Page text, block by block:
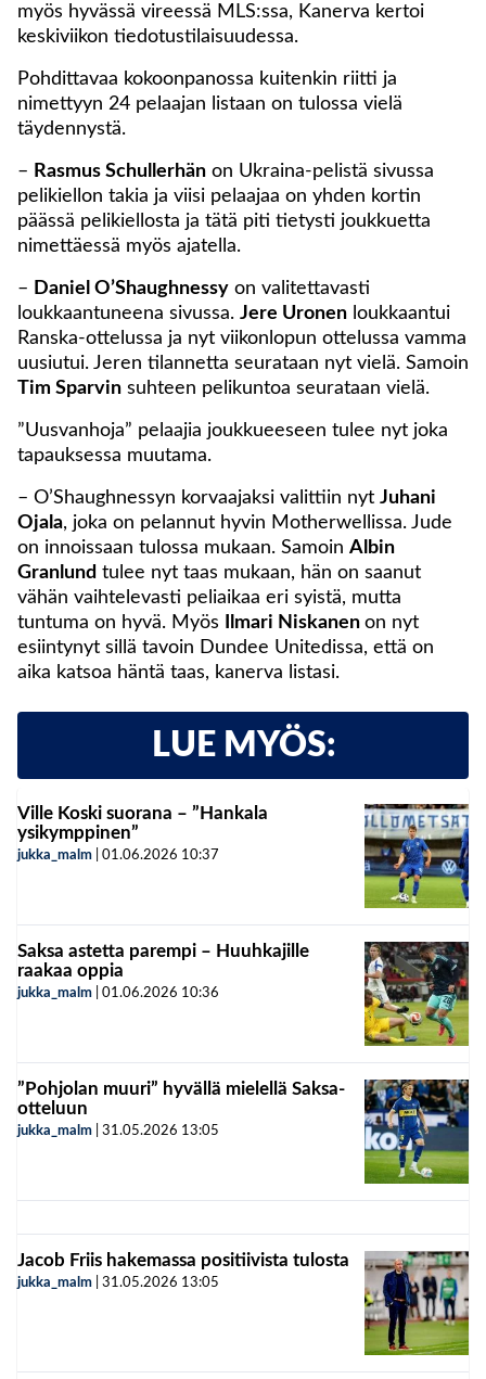
myös hyvässä vireessä MLS:ssa, Kanerva kertoi
keskiviikon tiedotustilaisuudessa.
Pohdittavaa kokoonpanossa kuitenkin riitti ja
nimettyyn 24 pelaajan listaan on tulossa vielä
täydennystä.
– Rasmus Schullerhän on Ukraina-pelistä sivussa
pelikiellon takia ja viisi pelaajaa on yhden kortin
päässä pelikiellosta ja tätä piti tietysti joukkuetta
nimettäessä myös ajatella.
– Daniel O’Shaughnessy on valitettavasti
loukkaantuneena sivussa. Jere Uronen loukkaantui
Ranska-ottelussa ja nyt viikonlopun ottelussa vamma
uusiutui. Jeren tilannetta seurataan nyt vielä. Samoin
Tim Sparvin suhteen pelikuntoa seurataan vielä.
”Uusvanhoja” pelaajia joukkueeseen tulee nyt joka
tapauksessa muutama.
– O’Shaughnessyn korvaajaksi valittiin nyt Juhani
Ojala, joka on pelannut hyvin Motherwellissa. Jude
on innoissaan tulossa mukaan. Samoin Albin
Granlund tulee nyt taas mukaan, hän on saanut
vähän vaihtelevasti peliaikaa eri syistä, mutta
tuntuma on hyvä. Myös
Ilmari Niskanen on nyt
esiintynyt sillä tavoin Dundee Unitedissa, että on
aika katsoa häntä taas, kanerva listasi.
LUE MYÖS:
Ville Koski suorana – ”Hankala
ysikymppinen”
jukka_malm 01.06.2026 10:37
Saksa astetta parempi – Huuhkajille
raakaa oppia
jukka_malm 01.06.2026 10:36
”Pohjolan muuri” hyvällä mielellä Saksa-
otteluun
jukka_malm 31.05.2026 13:05
Jacob Friis hakemassa positiivista tulosta
jukka_malm 31.05.2026 13:05